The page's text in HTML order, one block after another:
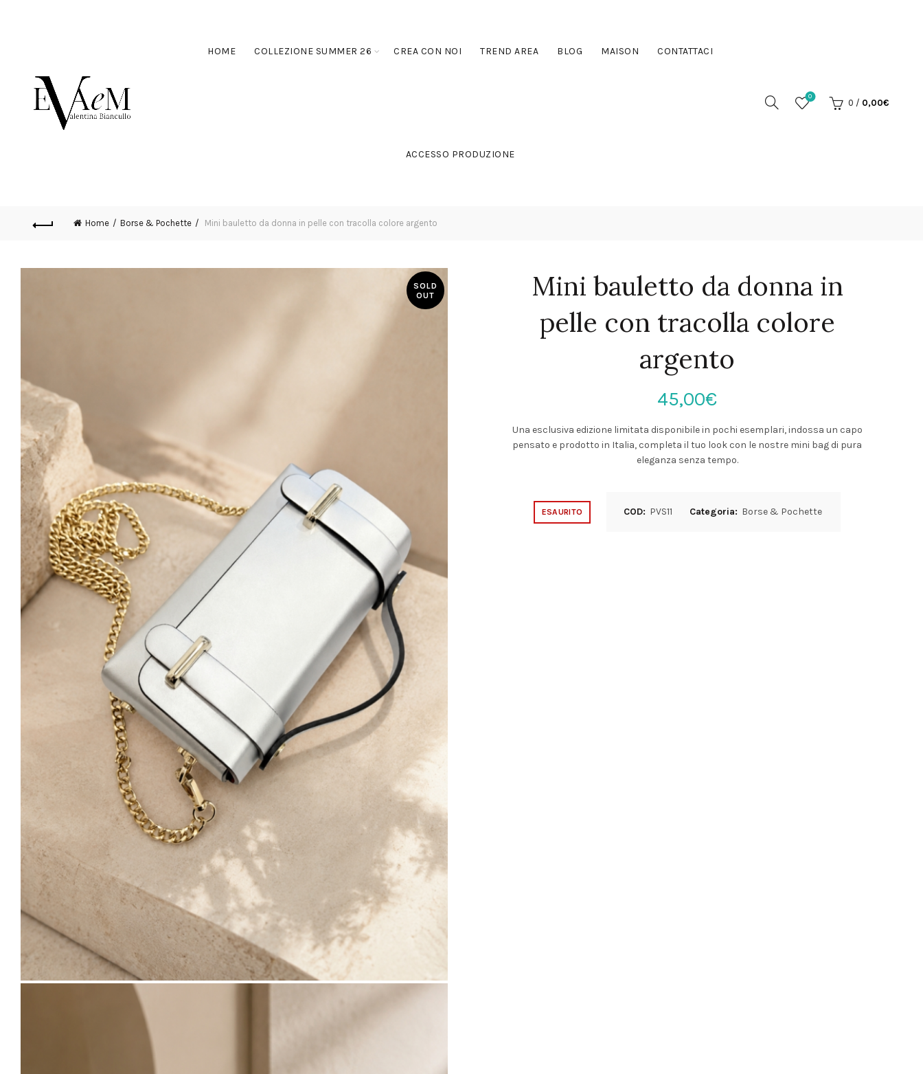
HOME COLLEZIONE SUMMER 26 CREA CON NOI TREND AREA BLOG MAISON CONTATTACI
ACCESSO PRODUZIONE
0
0 / 0,00€
Home Borse & Pochette Mini bauletto da donna in pelle con tracolla colore argento
SOLD
OUT
Mini bauletto da donna in
pelle con tracolla colore
argento
45,00€
Una esclusiva edizione limitata disponibile in pochi esemplari, indossa un capo
pensato e prodotto in Italia, completa il tuo look con le nostre mini bag di pura
eleganza senza tempo.
ESAURITO COD: PVS11 Categoria: Borse & Pochette